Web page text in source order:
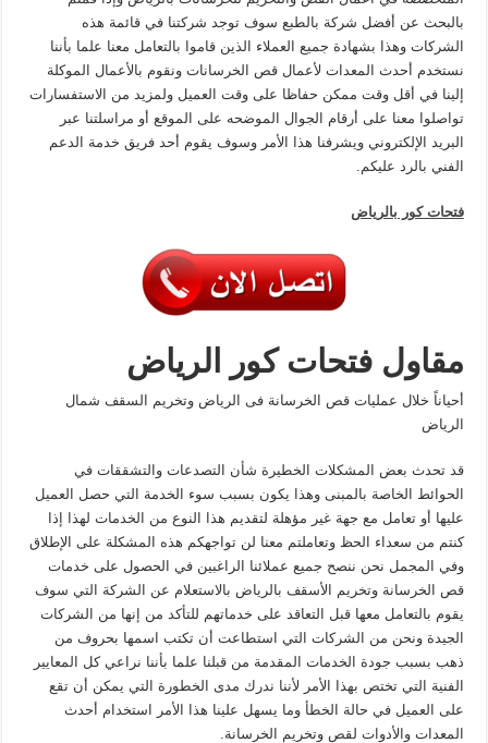
بالبحث عن أفضل شركة بالطبع سوف توجد شركتنا في قائمة هذه
الشركات وهذا بشهادة جميع العملاء الذين قاموا بالتعامل معنا علما بأننا
نستخدم أحدث المعدات لأعمال قص الخرسانات ونقوم بالأعمال الموكلة
إلينا في أقل وقت ممكن حفاظا على وقت العميل ولمزيد من الاستفسارات
تواصلوا معنا على أرقام الجوال الموضحه على الموقع أو مراسلتنا عبر
البريد الإلكتروني ويشرفنا هذا الأمر وسوف يقوم أحد فريق خدمة الدعم
الفني بالرد عليكم.
فتحات كور بالرياض
مقاول فتحات كور الرياض
أحياناً خلال عمليات قص الخرسانة فى الرياض وتخريم السقف شمال
الرياض
قد تحدث بعض المشكلات الخطيرة شأن التصدعات والتشققات في
الحوائط الخاصة بالمبنى وهذا يكون بسبب سوء الخدمة التي حصل العميل
عليها أو تعامل مع جهة غير مؤهلة لتقديم هذا النوع من الخدمات لهذا إذا
كنتم من سعداء الحظ وتعاملتم معنا لن تواجهكم هذه المشكلة على الإطلاق
وفي المجمل نحن ننصح جميع عملائنا الراغبين في الحصول على خدمات
قص الخرسانة وتخريم الأسقف بالرياض بالاستعلام عن الشركة التي سوف
يقوم بالتعامل معها قبل التعاقد على خدماتهم للتأكد من إنها من الشركات
الجيدة ونحن من الشركات التي استطاعت أن تكتب اسمها بحروف من
ذهب بسبب جودة الخدمات المقدمة من قبلنا علما بأننا نراعي كل المعايير
الفنية التي تختص بهذا الأمر لأننا ندرك مدى الخطورة التي يمكن أن تقع
على العميل في حالة الخطأ وما يسهل علينا هذا الأمر استخدام أحدث
المعدات والأدوات لقص وتخريم الخرسانة.